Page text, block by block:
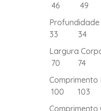
46 49
33 34
70 74
100 103